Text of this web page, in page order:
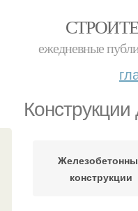
ежедневные
конструкции